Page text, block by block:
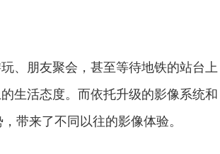
、朋友聚会，甚至等待地铁的站台上
生活态度。而依托升级的影像系统和
带来了不同以往的影像体验。